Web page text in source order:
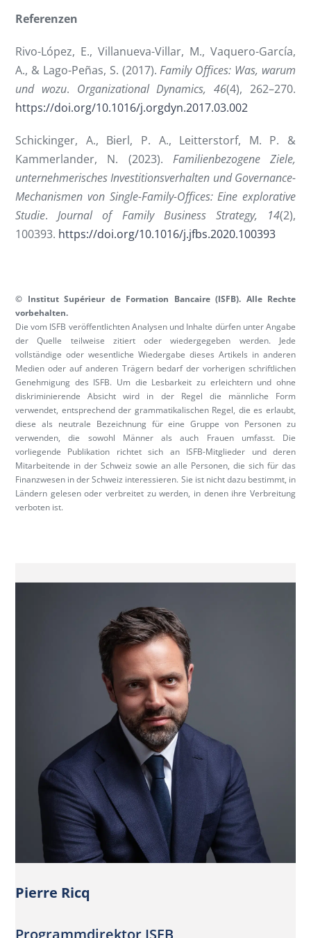
Referenzen
Rivo-López, E., Villanueva-Villar, M., Vaquero-García,
A., & Lago-Peñas, S. (2017).Family Offices: Was, warum
und wozu. Organizational Dynamics, 46(4), 262–270.
https://doi.org/10.1016/j.orgdyn.2017.03.002
Schickinger, A., Bierl, P. A., Leitterstorf, M. P. &
Kammerlander, N. (2023). Familienbezogene Ziele,
unternehmerisches Investitionsverhalten und Governance-
Mechanismen von Single-Family-Offices: Eine explorative
Studie.Journal of Family Business Strategy, 14(2),
100393. https://doi.org/10.1016/j.jfbs.2020.100393
© Institut Supérieur de Formation Bancaire (ISFB). Alle Rechte
vorbehalten.
Die vom ISFB veröffentlichten Analysen und Inhalte dürfen unter Angabe
der Quelle teilweise zitiert oder wiedergegeben werden. Jede
vollständige oder wesentliche Wiedergabe dieses Artikels in anderen
Medien oder auf anderen Trägern bedarf der vorherigen schriftlichen
Genehmigung des ISFB. Um die Lesbarkeit zu erleichtern und ohne
diskriminierende Absicht wird in der Regel die männliche Form
verwendet, entsprechend der grammatikalischen Regel, die es erlaubt,
diese als neutrale Bezeichnung für eine Gruppe von Personen zu
verwenden, die sowohl Männer als auch Frauen umfasst. Die
vorliegende Publikation richtet sich an ISFB-Mitglieder und deren
Mitarbeitende in der Schweiz sowie an alle Personen, die sich für das
Finanzwesen in der Schweiz interessieren. Sie ist nicht dazu bestimmt, in
Ländern gelesen oder verbreitet zu werden, in denen ihre Verbreitung
verboten ist.
Pierre Ricq
Programmdirektor ISFB